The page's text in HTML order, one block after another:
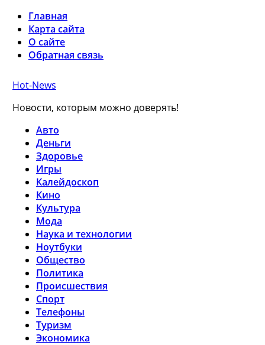
Главная
Карта сайта
О сайте
Обратная связь
Hot-News
Новости, которым можно доверять!
Авто
Деньги
Здоровье
Игры
Калейдоскоп
Кино
Культура
Мода
Наука и технологии
Ноутбуки
Общество
Политика
Происшествия
Спорт
Телефоны
Туризм
Экономика